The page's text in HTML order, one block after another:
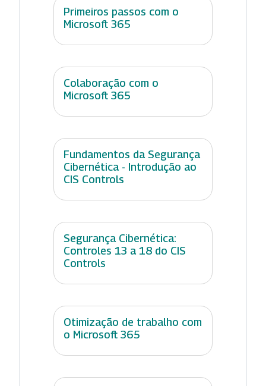
Primeiros passos com o
Microsoft 365
Colaboração com o
Microsoft 365
Fundamentos da Segurança
Cibernética - Introdução ao
CIS Controls
Segurança Cibernética:
Controles 13 a 18 do CIS
Controls
Otimização de trabalho com
o Microsoft 365